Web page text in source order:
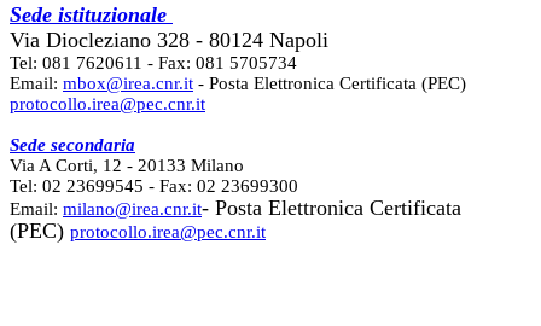
Sede istituzionale
Via Diocleziano 328 - 80124 Napoli
Tel: 081 7620611 - Fax: 081 5705734
Email: mbox@irea.cnr.it - Posta Elettronica Certificata (PEC)
protocollo.irea@pec.cnr.it
Sede secondaria
Via A Corti, 12 - 20133 Milano
Tel: 02 23699545 - Fax: 02 23699300
Email: milano@irea.cnr.it- Posta Elettronica Certificata
(PEC) protocollo.irea@pec.cnr.it